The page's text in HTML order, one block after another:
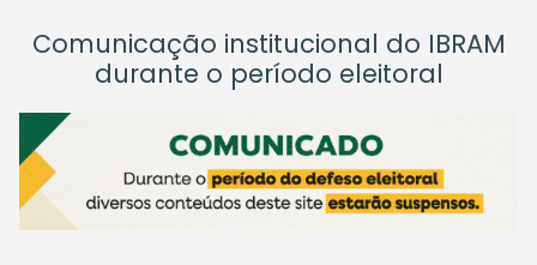
Comunicação institucional do IBRAM
durante o período eleitoral